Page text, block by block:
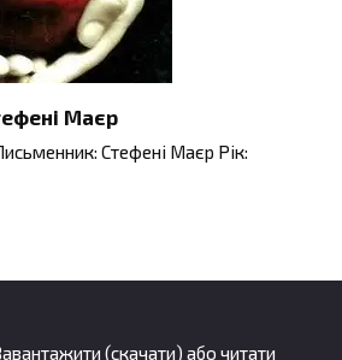
Маєр
Стефені Маєр Рік:
(скачати) або читати